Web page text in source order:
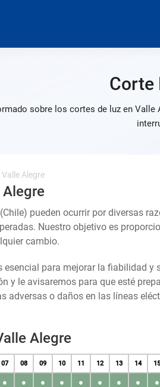
Corte
sobre los cortes de luz en
Valle Alegre
Alegre
pueden ocurrir por diversas
Nuestro objetivo es
cambio.
para mejorar la fiabilidad y
y le avisaremos para que esté
adversas o daños en las líneas
Alegre
07 08 09 10 11 12 13 14 15
● ● ● ● ● ● ● ● ●